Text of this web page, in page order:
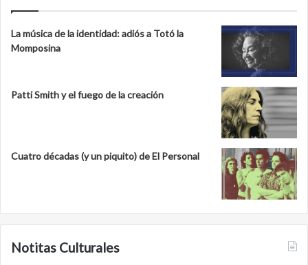
La música de la identidad: adiós a Totó la
Momposina
Patti Smith y el fuego de la creación
Cuatro décadas (y un piquito) de El Personal
Notitas Culturales